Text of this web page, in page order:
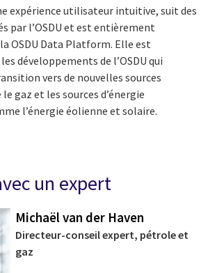
expérience utilisateur intuitive, suit des
par l’OSDU et est entièrement
OSDU Data Platform. Elle est
développements de l’OSDU qui
vers de nouvelles sources
gaz et les sources d’énergie
l’énergie éolienne et solaire.
un expert
Michaël van der Haven
Directeur-conseil expert, pétrole et
gaz